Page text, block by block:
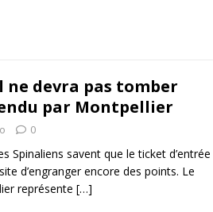
ne devra pas tomber
par Montpellier
0
Spinaliens savent que le ticket d’entrée
d’engranger encore des points. Le
représente […]